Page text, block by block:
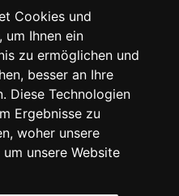
Cookies und
um Ihnen ein
zu ermöglichen und
besser an Ihre
Diese Technologien
Ergebnisse zu
woher unsere
unsere Website
reserved.